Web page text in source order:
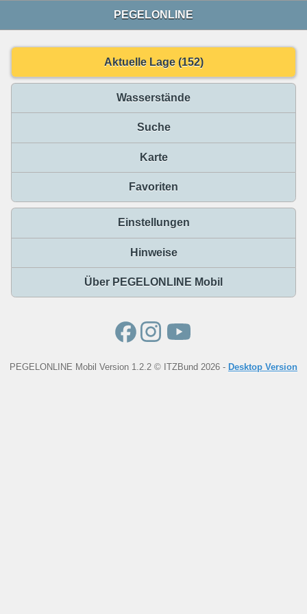
PEGELONLINE
Aktuelle Lage (152)
Wasserstände
Suche
Karte
Favoriten
Einstellungen
Hinweise
Über PEGELONLINE Mobil
PEGELONLINE Mobil Version 1.2.2 © ITZBund 2026 - Desktop Version